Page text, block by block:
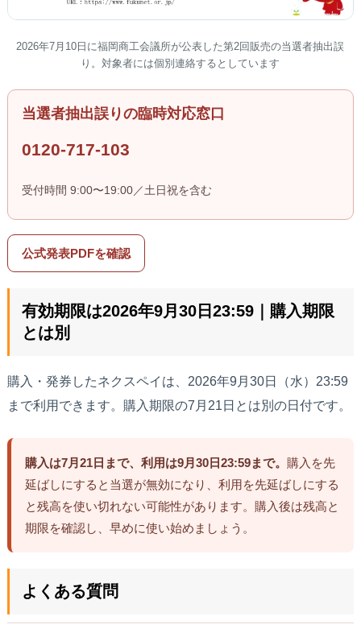
2026年7月10日に福岡商工会議所が公表した第2回販売の当選者抽出誤
り。対象者には個別連絡するとしています
当選者抽出誤りの臨時対応窓口
0120-717-103
受付時間 9:00〜19:00／土日祝を含む
公式発表PDFを確認
有効期限は2026年9月30日23:59｜購入期限
とは別
購入・発券したネクスペイは、2026年9月30日（水）23:59
まで利用できます。購入期限の7月21日とは別の日付です。
購入は7月21日まで、利用は9月30日23:59まで。 購入を先
延ばしにすると当選が無効になり、利用を先延ばしにする
と残高を使い切れない可能性があります。購入後は残高と
期限を確認し、早めに使い始めましょう。
よくある質問